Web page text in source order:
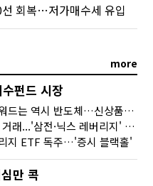
회복…저가매수세 유입
more
펀드 시장
변동성에도 키워드는 역시 반도체…신상품은 우주·방산
이번주만 50조 거래...'삼전·닉스 레버리지' 수익률은 -30%
지 ETF 독주…'증시 블랙홀'
만 콕